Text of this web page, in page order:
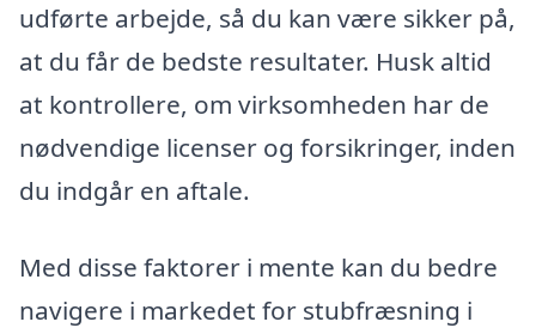
udførte arbejde, så du kan være sikker på,
at du får de bedste resultater. Husk altid
at kontrollere, om virksomheden har de
nødvendige licenser og forsikringer, inden
du indgår en aftale.
Med disse faktorer i mente kan du bedre
navigere i markedet for stubfræsning i